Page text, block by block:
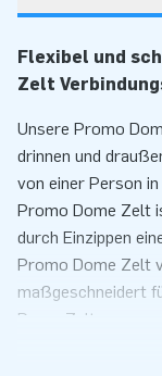
Flexibel und
Zelt
Unsere Promo
drinnen und
von einer Person
Promo Dome Zelt
durch Einzippen
Promo Dome Zelt
maßgeschneidert
Dome Zelte.
Flexibler